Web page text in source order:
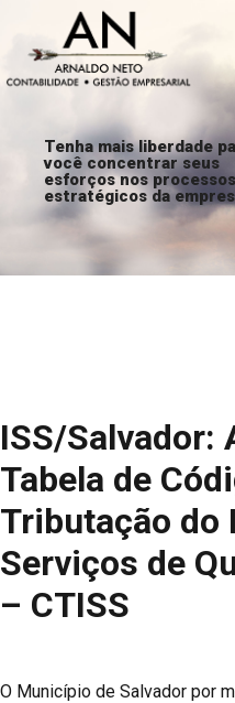
Tenha mais liberdade
você concentrar seus
esforços nos processos
estratégicos da
ISS/Salvador:
Tabela de
Tributação do
Serviços de
– CTISS
O Município de Salvador por